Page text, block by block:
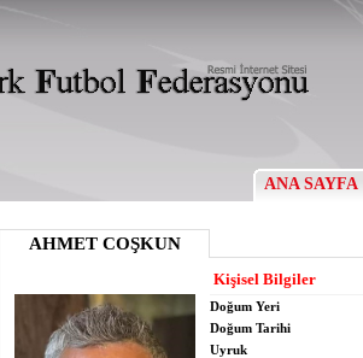
ANA SAYFA
AHMET COŞKUN
Kişisel Bilgiler
Doğum Yeri
Doğum Tarihi
Uyruk